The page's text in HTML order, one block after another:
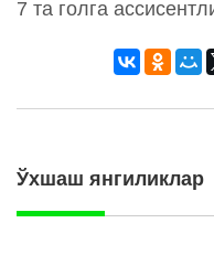
7 та голга
Ўхшаш янгиликлар